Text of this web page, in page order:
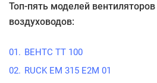
Топ-пять моделей
воздуховодов:
ВЕНТС ТТ 100
RUCK EM 315 E2M 01